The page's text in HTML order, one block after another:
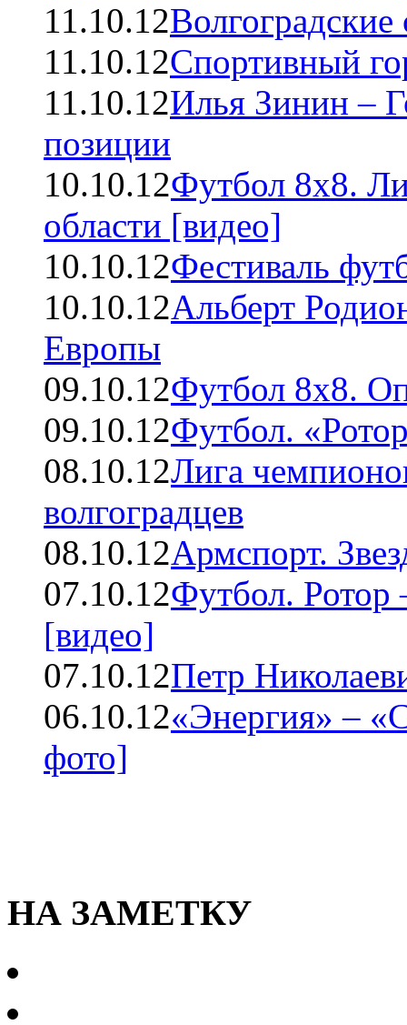
11.10.12
11.10.12Спортивный
11.10.12Илья Зинин –
позиции
10.10.12Футбол 8х8.
области [видео]
10.10.12Фестиваль
10.10.12Альберт
Европы
09.10.12Футбол 8х8.
09.10.12Футбол.
08.10.12Лига
волгоградцев
08.10.12Армспорт.
07.10.12Футбол.
[видео]
07.10.12Петр
06.10.12«Энергия» –
фото]
НА ЗАМЕТКУ